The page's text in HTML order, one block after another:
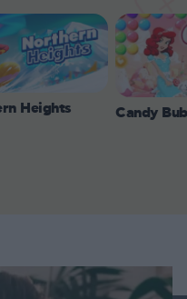
Heights Candy